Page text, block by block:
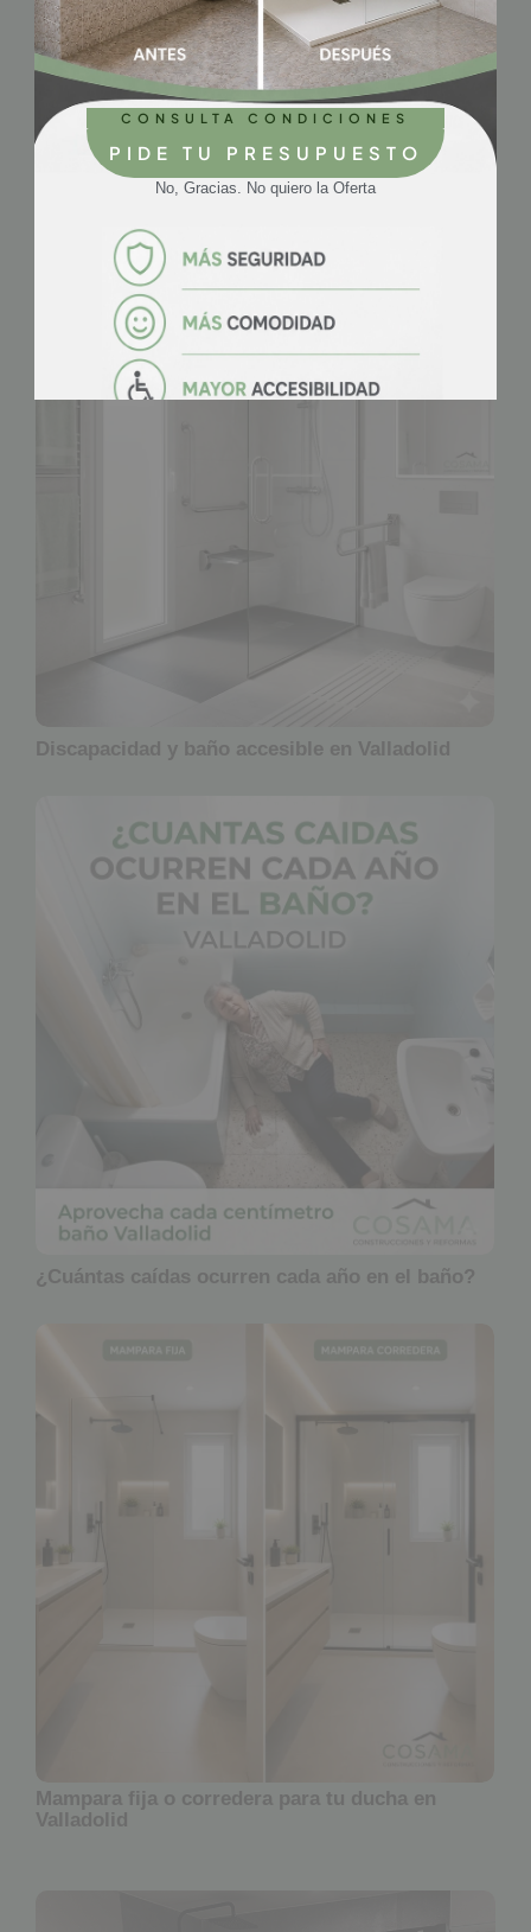
Ducha o Bañera ¿Qué elegir?
Plato de Ducha. Ventajas
Cambio bañera por plato. Precios.
Post Mas Recientes
Discapacidad y baño accesible en Valladolid
¿Cuántas caídas ocurren cada año en el baño?
Mampara fija o corredera para tu ducha en
Valladolid
CONSULTA CONDICIONES
PIDE TU PRESUPUESTO
No, Gracias. No quiero la Oferta